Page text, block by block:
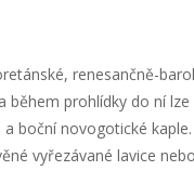
renesančně-
během prohlídky do ní
boční novogotické
vyřezávané lavice